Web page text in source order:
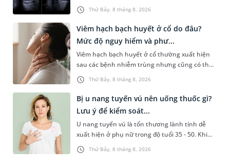
Thứ Bảy, 8 tháng 8, 2026
sức khỏe tiền hôn nhân. Qua thăm khám và
làm các xét nghiệm chuyên sâu,...
Thứ Bảy, 8 tháng 8, 2026
Viêm hạch bạch huyết ở cổ do đâu?
Mức độ nguy hiểm và phư...
Viêm hạch bạch huyết ở cổ thường xuất hiện
sau các bệnh nhiễm trùng nhưng cũng có thể
liên quan đến lao hạch hoặc ung thư. Để tìm
hiểu nguyên nhân gây viêm,...
Thứ Bảy, 8 tháng 8, 2026
Bị u nang tuyến vú nên uống thuốc gì?
Lưu ý để kiểm soát...
U nang tuyến vú là tổn thương lành tính dễ
xuất hiện ở phụ nữ trong độ tuổi 35 - 50. Khi
được chẩn đoán mắc bệnh, nhiều người
thường băn khoăn u nang tuyến v...